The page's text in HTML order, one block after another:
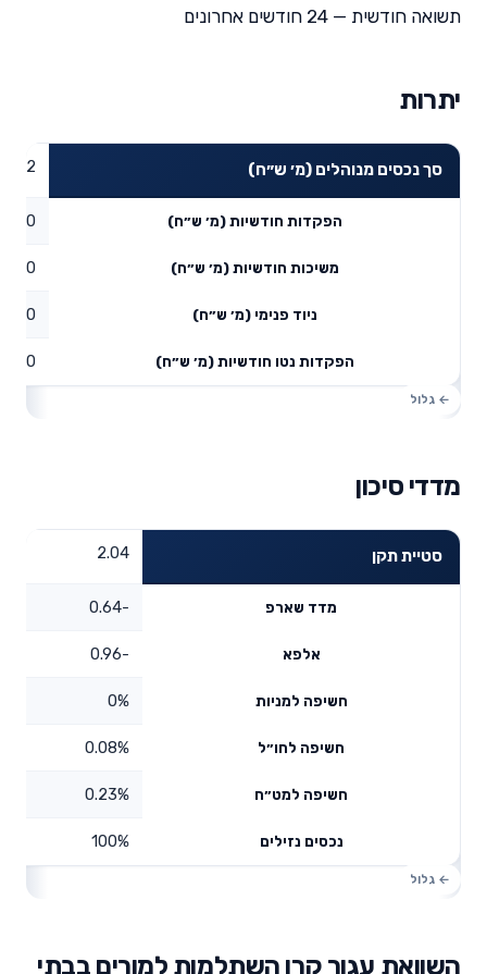
תשואה חודשית — 24 חודשים אחרונים
יתרות
סך נכסים מנוהלים (מ׳ ש״ח) 3.72
הפקדות חודשיות (מ׳ ש״ח) 0
משיכות חודשיות (מ׳ ש״ח) 0
ניוד פנימי (מ׳ ש״ח) 0
הפקדות נטו חודשיות (מ׳ ש״ח) 0
מדדי סיכון
סטיית תקן 2.04
מדד שארפ -0.64
אלפא -0.96
חשיפה למניות 0%
חשיפה לחו״ל 0.08%
חשיפה למט״ח 0.23%
נכסים נזילים 100%
השוואת עגור קרן השתלמות למורים בבתי